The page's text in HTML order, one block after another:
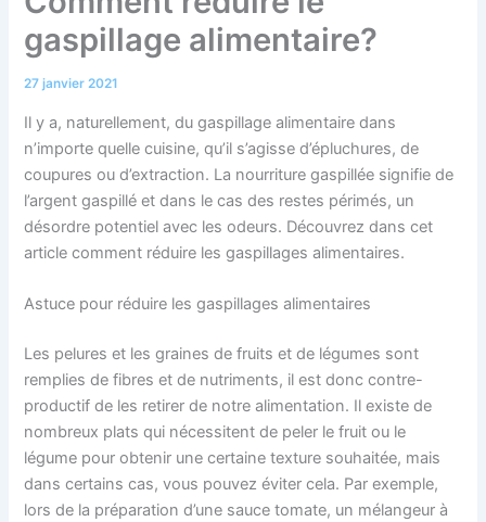
gaspillage alimentaire?
27 janvier 2021
Il y a, naturellement, du gaspillage alimentaire dans
n’importe quelle cuisine, qu’il s’agisse d’épluchures, de
coupures ou d’extraction. La nourriture gaspillée signifie de
l’argent gaspillé et dans le cas des restes périmés, un
désordre potentiel avec les odeurs. Découvrez dans cet
article comment réduire les gaspillages alimentaires.
Astuce pour réduire les gaspillages alimentaires
Les pelures et les graines de fruits et de légumes sont
remplies de fibres et de nutriments, il est donc contre-
productif de les retirer de notre alimentation. Il existe de
nombreux plats qui nécessitent de peler le fruit ou le
légume pour obtenir une certaine texture souhaitée, mais
dans certains cas, vous pouvez éviter cela. Par exemple,
lors de la préparation d’une sauce tomate, un mélangeur à